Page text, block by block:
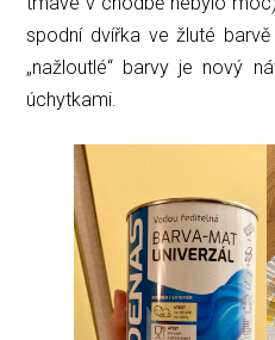
spodní dvířka ve žluté
„nažloutlé“ barvy je nový
úchytkami.